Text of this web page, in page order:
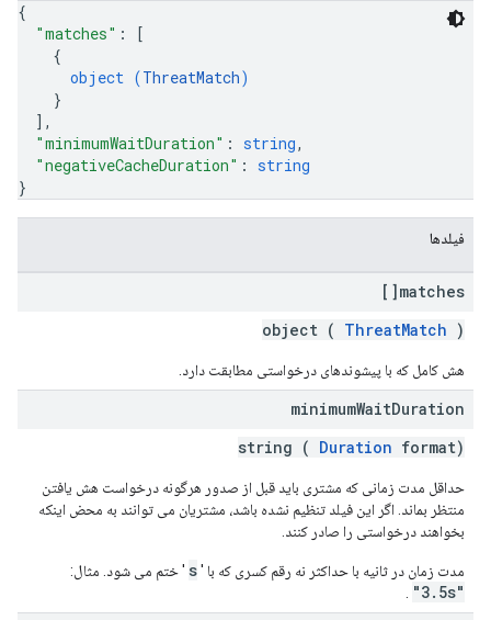
{
"matches" :
[
{
object (ThreatMatch)
}
] ,
"minimumWaitDuration" : string,
"negativeCacheDuration" : string
}
فیلدها
matches[]
object ( ThreatMatch )
هش کامل که با پیشوندهای درخواستی مطابقت دارد.
minimumWaitDuration
string ( Duration format)
حداقل مدت زمانی که مشتری باید قبل از صدور هرگونه درخواست هش یافتن
منتظر بماند. اگر این فیلد تنظیم نشده باشد، مشتریان می توانند به محض اینکه
بخواهند درخواستی را صادر کنند.
مدت زمان در ثانیه با حداکثر نه رقم کسری که با 's ' ختم می شود. مثال:
"3.5s"